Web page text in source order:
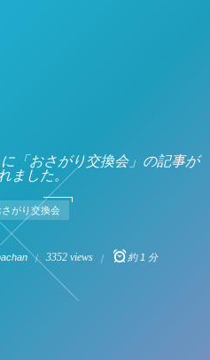
「おさがり交換会」の記事が
ました。
がり交換会
3352 views 約 1 分